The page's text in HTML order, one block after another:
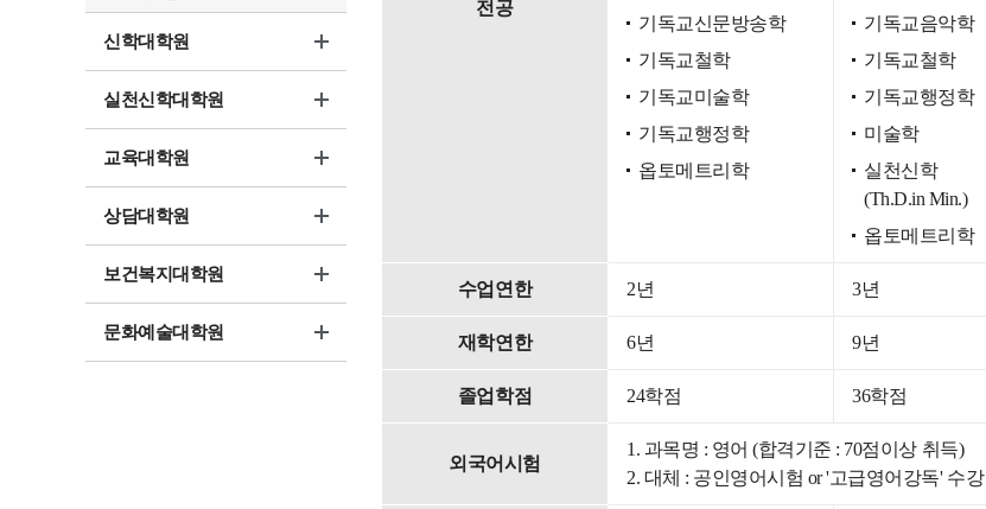
신학대학원
실천신학대학원
교육대학원
상담대학원
보건복지대학원
문화예술대학원
전공
기독교신문방송학
기독교철학
기독교미술학
기독교행정학
옵토메트리학
기독교음악학
기독교철학
기독교행정학
미술학
실천신학
(Th.D.in Min.)
옵토메트리학
수업연한 2년 3년
재학연한 6년 9년
졸업학점 24학점 36학점
외국어시험
1. 과목명 : 영어 (합격기준 : 70점이상 취득)
2. 대체 : 공인영어시험 or '고급영어강독' 수강